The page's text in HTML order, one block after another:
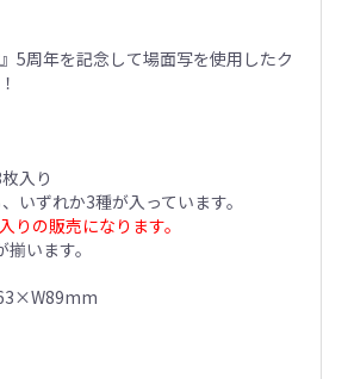
5周年を記念して場面写を使用したク
入り
いずれか3種が入っています。
りの販売になります。
います。